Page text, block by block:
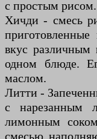
с простым рисом.
Хичди - смесь
вкус различным
одном блюде.
маслом.
Литти -
с нарезанным
лимонным
смесью